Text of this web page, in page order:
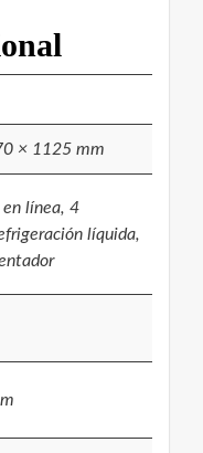
× 1125 mm
línea, 4
líquida,